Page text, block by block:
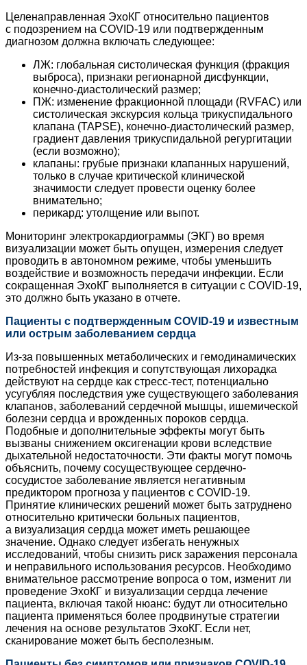
Целенаправленная ЭхоКГ относительно пациентов
с подозрением на COVID‑19 или подтвержденным
диагнозом должна включать следующее:
ЛЖ: глобальная систолическая функция (фракция
выброса), признаки регионарной дисфункции,
конечно-диастолический размер;
ПЖ: изменение фракционной площади (RVFAC) или
систолическая экскурсия кольца трикуспидального
клапана (TAPSE), конечно-диастолический размер,
градиент давления трикуспидальной регургитации
(если возможно);
клапаны: грубые признаки клапанных нарушений,
только в случае критической клинической
значимости следует провести оценку более
внимательно;
перикард: утолщение или выпот.
Мониторинг электрокардиограммы (ЭКГ) во время
визуализации может быть опущен, измерения следует
проводить в автономном режиме, чтобы уменьшить
воздействие и возможность передачи инфекции. Если
сокращенная ЭхоКГ выполняется в ситуации с COVID‑19,
это должно быть указано в отчете.
Пациенты с подтвержденным COVID‑19 и известным
или острым заболеванием сердца
Из-за повышенных метаболических и гемо­динамических
потребностей инфекция и сопутствующая лихорадка
действуют на сердце как стресс-тест, потенциально
усугубляя последствия уже существующего заболевания
клапанов, заболеваний сердечной мышцы, ишемической
болезни сердца и врожденных пороков сердца.
Подобные и дополнительные эффекты могут быть
вызваны снижением оксигенации крови вследствие
дыхательной недостаточности. Эти факты могут помочь
объяснить, почему сосуществующее сердечно-
сосудистое заболевание является негативным
предиктором прогноза у пациентов с COVID‑19.
Принятие клинических решений может быть затруднено
относительно критически больных пациентов,
а визуализация сердца может иметь решающее
значение. Однако следует избегать ненужных
исследований, чтобы снизить риск заражения персонала
и неправильного использования ресурсов. Необходимо
внимательное рассмотрение вопроса о том, изменит ли
проведение ЭхоКГ и визуализации сердца лечение
пациента, включая такой нюанс: будут ли относительно
пациента применяться более продвинутые стратегии
лечения на основе результатов ЭхоКГ. Если нет,
сканирование может быть бесполезным.